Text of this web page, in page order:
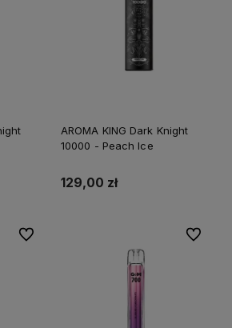
AROMA KING Dark Knight
10000 - Peach Ice
129,00 zł
Do ulubionych Do